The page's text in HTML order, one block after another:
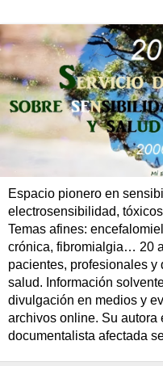
Espacio pionero en
electrosensibilidad,
Temas afines:
crónica, fibromialgia… 20
pacientes, profesionales
salud. Información
divulgación en medios y
archivos online. Su autora
documentalista afectada